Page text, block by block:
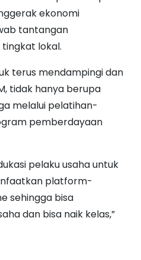
ekonomi
tantangan
lokal.
terus mendampingi dan
tidak hanya berupa
melalui pelatihan-
pemberdayaan
pelaku usaha untuk
platform-
sehingga bisa
dan bisa naik kelas,”